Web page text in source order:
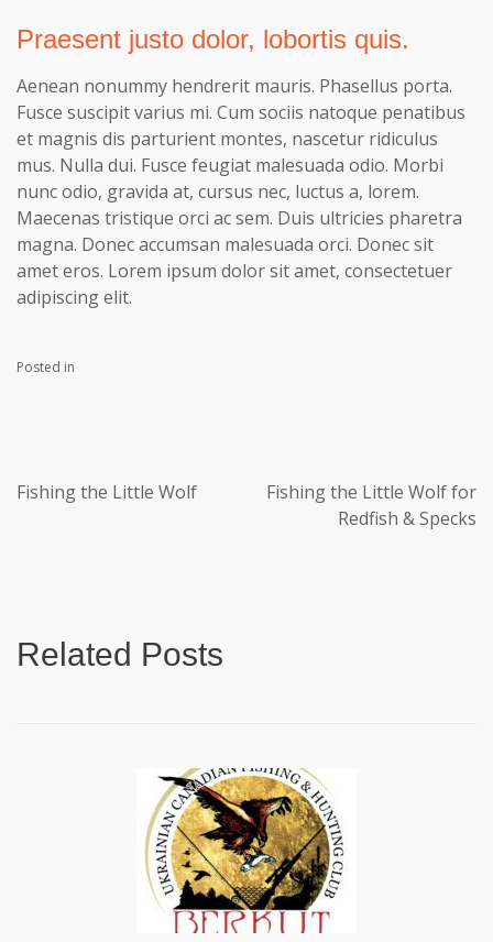
Praesent justo dolor, lobortis quis.
Aenean nonummy hendrerit mauris. Phasellus porta.
Fusce suscipit varius mi. Cum sociis natoque penatibus
et magnis dis parturient montes, nascetur ridiculus
mus. Nulla dui. Fusce feugiat malesuada odio. Morbi
nunc odio, gravida at, cursus nec, luctus a, lorem.
Maecenas tristique orci ac sem. Duis ultricies pharetra
magna. Donec accumsan malesuada orci. Donec sit
amet eros. Lorem ipsum dolor sit amet, consectetuer
adipiscing elit.
Posted in
Fishing the Little Wolf
Fishing the Little Wolf for
Redfish & Specks
Related Posts